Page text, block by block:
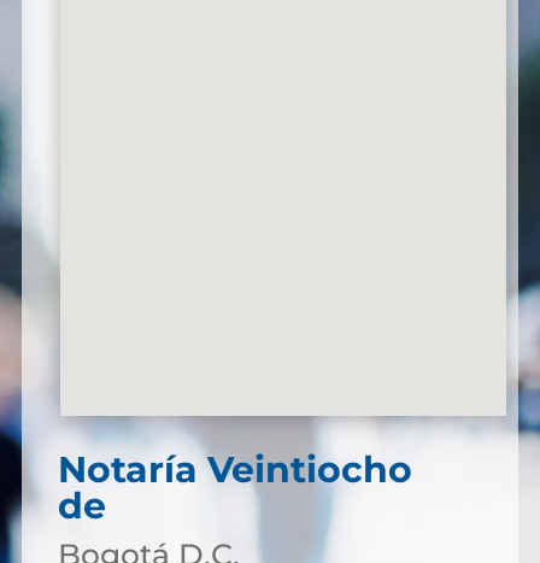
Notaría Veintiocho
de
Bogotá D.C.